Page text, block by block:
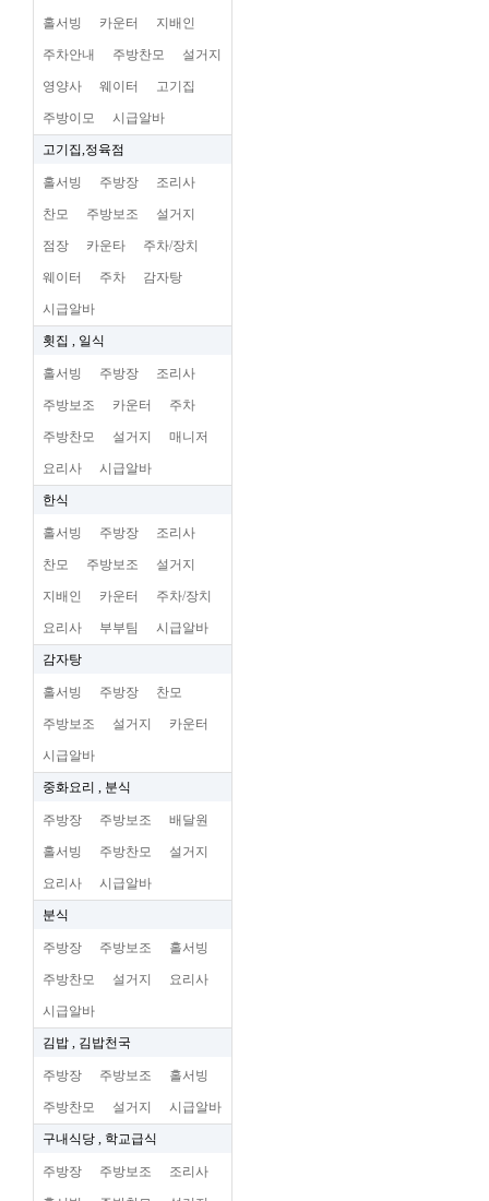
홀서빙 카운터 지배인
주차안내 주방찬모 설거지
영양사 웨이터 고기집
주방이모 시급알바
고기집,정육점
홀서빙 주방장 조리사
찬모 주방보조 설거지
점장 카운타 주차/장치
웨이터 주차 감자탕
시급알바
횟집 , 일식
홀서빙 주방장 조리사
주방보조 카운터 주차
주방찬모 설거지 매니저
요리사 시급알바
한식
홀서빙 주방장 조리사
찬모 주방보조 설거지
지배인 카운터 주차/장치
요리사 부부팀 시급알바
감자탕
홀서빙 주방장 찬모
주방보조 설거지 카운터
시급알바
중화요리 , 분식
주방장 주방보조 배달원
홀서빙 주방찬모 설거지
요리사 시급알바
분식
주방장 주방보조 홀서빙
주방찬모 설거지 요리사
시급알바
김밥 , 김밥천국
주방장 주방보조 홀서빙
주방찬모 설거지 시급알바
구내식당 , 학교급식
주방장 주방보조 조리사